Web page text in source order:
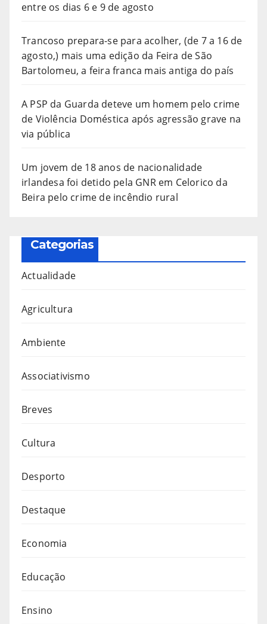
entre os dias 6 e 9 de agosto
Trancoso prepara-se para acolher, (de 7 a 16 de
agosto,) mais uma edição da Feira de São
Bartolomeu, a feira franca mais antiga do país
A PSP da Guarda deteve um homem pelo crime
de Violência Doméstica após agressão grave na
via pública
Um jovem de 18 anos de nacionalidade
irlandesa foi detido pela GNR em Celorico da
Beira pelo crime de incêndio rural
Categorias
Actualidade
Agricultura
Ambiente
Associativismo
Breves
Cultura
Desporto
Destaque
Economia
Educação
Ensino